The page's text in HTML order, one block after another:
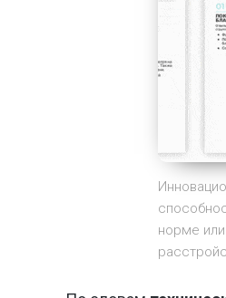
норме или